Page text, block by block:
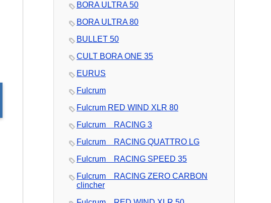
BORA ULTRA 50
BORA ULTRA 80
BULLET 50
CULT BORA ONE 35
EURUS
Fulcrum
Fulcrum RED WIND XLR 80
Fulcrum RACING 3
Fulcrum RACING QUATTRO LG
Fulcrum RACING SPEED 35
Fulcrum RACING ZERO CARBON
clincher